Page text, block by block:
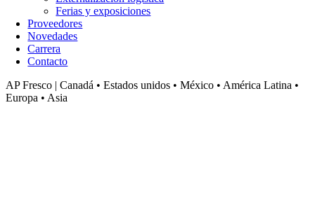
Ferias y exposiciones
Proveedores
Novedades
Carrera
Contacto
AP Fresco | Canadá • Estados unidos • México • América Latina •
Europa • Asia